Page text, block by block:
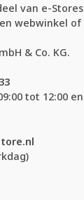
van e-Stores
webwinkel of
& Co. KG.
tot 12:00 en